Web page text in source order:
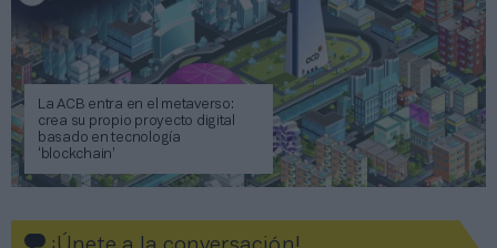
La ACB entra en el metaverso:
crea su propio proyecto digital
basado en tecnología
‘blockchain’